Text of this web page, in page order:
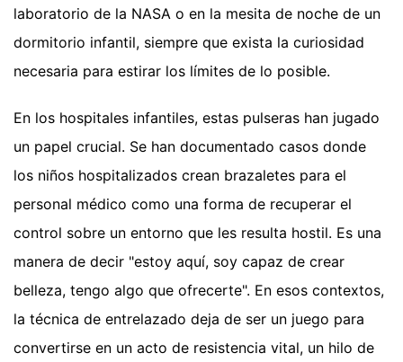
laboratorio de la NASA o en la mesita de noche de un
dormitorio infantil, siempre que exista la curiosidad
necesaria para estirar los límites de lo posible.
En los hospitales infantiles, estas pulseras han jugado
un papel crucial. Se han documentado casos donde
los niños hospitalizados crean brazaletes para el
personal médico como una forma de recuperar el
control sobre un entorno que les resulta hostil. Es una
manera de decir "estoy aquí, soy capaz de crear
belleza, tengo algo que ofrecerte". En esos contextos,
la técnica de entrelazado deja de ser un juego para
convertirse en un acto de resistencia vital, un hilo de